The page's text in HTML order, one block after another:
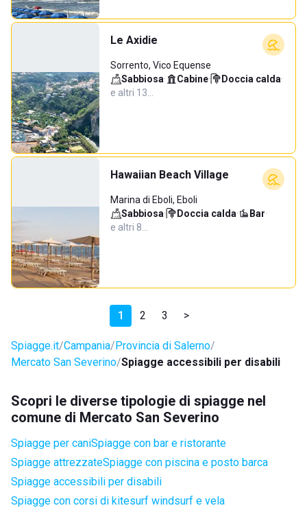
Le Axidie
Sorrento, Vico Equense
Sabbiosa· Cabine· Doccia calda·
e altri 13…
Hawaiian Beach Village
Marina di Eboli, Eboli
Sabbiosa· Doccia calda· Bar·
e altri 8…
1 2 3 >
Spiagge.it Campania Provincia di Salerno
Mercato San Severino Spiagge accessibili per disabili
Scopri le diverse tipologie di spiagge nel
comune di Mercato San Severino
Spiagge per caniSpiagge con bar e ristorante
Spiagge attrezzateSpiagge con piscina e posto barca
Spiagge accessibili per disabili
Spiagge con corsi di kitesurf windsurf e vela